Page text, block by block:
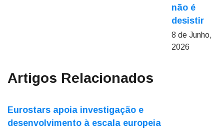
não é
desistir
8 de Junho,
2026
Artigos Relacionados
Eurostars apoia investigação e
desenvolvimento à escala europeia